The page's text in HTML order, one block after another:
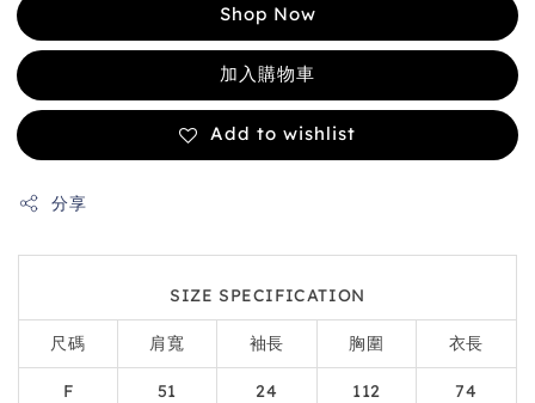
Shop Now
加入購物車
Add to wishlist
分享
SIZE SPECIFICATION
尺碼 肩寬 袖長 胸圍 衣長
F 51 24 112 74